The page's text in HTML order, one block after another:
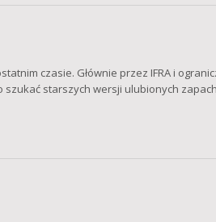
czasie. Głównie przez IFRA i
starszych wersji ulubionych